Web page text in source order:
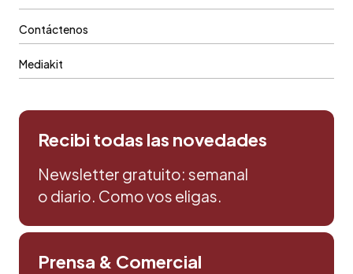
Contáctenos
Mediakit
Recibi todas las novedades
Newsletter gratuito: semanal
o diario. Como vos eligas.
Prensa & Comercial